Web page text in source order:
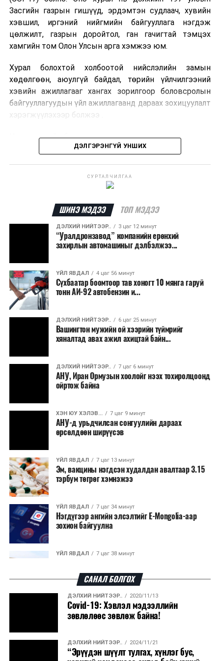
АНУ: Ам.долларын ханш суларч, үнийн өсөлтөд
Спирит Эйрлайнс компани дампуурлаа зарлав
Засгийн газрын гишүүд, эрдэмтэн судлаач, хувийн
хэвшил, иргэний нийгмийн байгууллага нэгдэж
цөлжилт, газрын доройтол, ган гачигтай тэмцэх
хамгийн том Олон Улсын арга хэмжээ юм.
Хурал болохтой холбоотой нийслэлийн замын
хөдөлгөөн, аюулгүй байдал, төрийн үйлчилгээний
хэвийн ажиллагааг хангах зорилгоор боловсролын
байгууллагуудын үйл ажиллагаанд дараах зохицуулалт
хэрэгжүүлэхээр болжээ .
Цэцэрлэгийн бүртгэл
E-Mongolia системээр бүртгэнэ.
Нэгдүгээр ангийн элсэлт
2026 оны 8 дугаар сарын 17–28-ны өдрүүдэд
E-Mongolia системээр бүртгэнэ.
Энэ хугацаанд хүүхэд бүртгэх дэмжлэгийн баг
Их, дээд сургуулийн хичээл
2026 оны 9 дүгээр сарын 1-нээс цахимаар
эхэлнэ.
2026 оны 9 дүгээр сарын 14-нөөс танхимаар
үргэлжилнэ.
Оюутны дотуур байр
2026 оны 9 дүгээр сарын 13-наас оюутнуудыг
Сургууль, цэцэрлэгийн үйл ажиллагааны
зохицуулалт
2026 оны 8 дугаар сарын 17–28-ны өдрүүдэд
нийслэлийн бүх сургууль, цэцэрлэгт ажлын
байранд элсэлт, бүртгэл болон бусад аливаа
арга хэмжээ зохион байгуулахгүй болно.
ДЭЛГЭРЭНГҮЙ УНШИХ
СУРТАЛЧИЛГАА
ШИНЭ МЭДЭЭ ТОП МЭДЭЭ
ДЭЛХИЙ НИЙТЭЭР.. 3 цаг 12 минут
“Уралдронзавод” компанийн ерөнхий
захирлын автомашиныг дэлбэлжээ...
ҮЙЛ ЯВДАЛ 4 цаг 56 минут
Сүхбаатар боомтоор тав хоногт 10 мянга гаруй
тонн АИ-92 автобензин и...
ДЭЛХИЙ НИЙТЭЭР.. 6 цаг 25 минут
Вашингтон мужийн ой хээрийн түймрийг
хяналтад авах ажил ахицтай байн...
ДЭЛХИЙ НИЙТЭЭР.. 7 цаг 6 минут
АНУ, Иран Ормузын хоолойг нээх тохиролцоонд
ойртож байна
ХЭН ЮУ ХЭЛЭВ... 7 цаг 9 минут
АНУ-д урьдчилсан сонгуулийн дараах
өрсөлдөөн ширүүсэв
ҮЙЛ ЯВДАЛ 7 цаг 13 минут
Эм, вакцины нэгдсэн худалдан авалтаар 3.15
тэрбум төгрөг хэмнэжээ
ҮЙЛ ЯВДАЛ 7 цаг 34 минут
Нэгдүгээр ангийн элсэлтийг E-Mongolia-аар
зохион байгуулна
ҮЙЛ ЯВДАЛ 7 цаг 38 минут
талаас илүү хувь нь 13-аас...
ҮЙЛ ЯВДАЛ 7 цаг 43 минут
Засгийн газар энэ оныг дуустал санхүүгийн
хэмнэлтийн горимд шилжинэ
ХЭН ЮУ ХЭЛЭВ...
Шатахууны импортын гаалийн албан татварыг
САНАЛ БОЛГОХ
ДЭЛХИЙ НИЙТЭЭР.. 2020/11/13
Covid-19: Хэвлэл мэдээллийн
зөвлөлөөс зөвлөж байна!
ДЭЛХИЙ НИЙТЭЭР.. 2024/11/21
“Эрүүдэн шүүлт тулгах, хүнлэг бус,